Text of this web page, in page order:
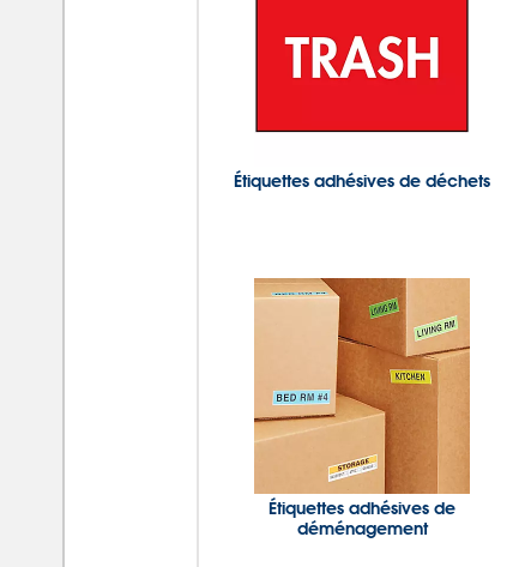
Étiquettes adhésives de déchets
Étiquettes adhésives de
déménagement